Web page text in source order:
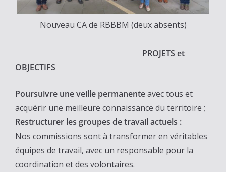
Nouveau CA de RBBBM (deux absents)
PROJETS et
OBJECTIFS
Poursuivre une veille permanenteavec tous et
acquérir une meilleure connaissance du territoire ;
Restructurer les groupes de travail actuels :
Nos commissions sont à transformer en véritables
équipes de travail, avec un responsable pour la
coordination et des volontaires.